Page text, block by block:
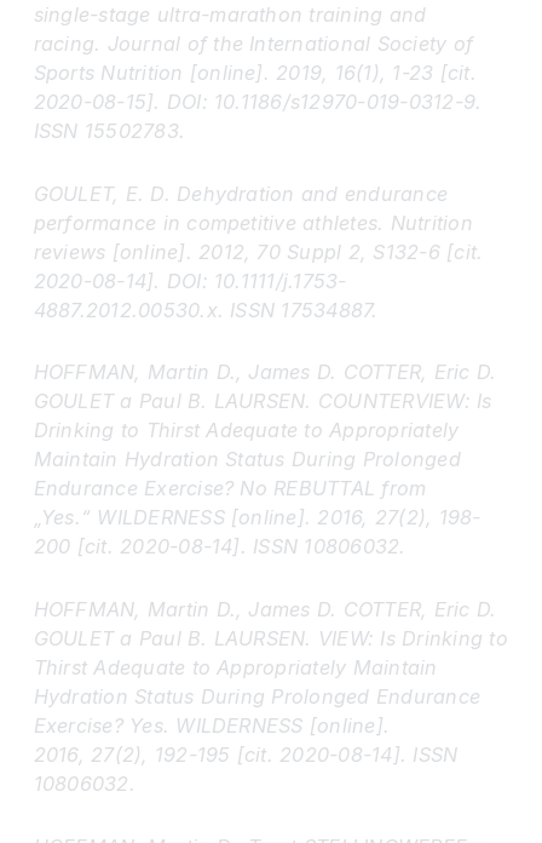
single-stage ultra-marathon training and
racing. Journal of the International Society of
Sports Nutrition [online]. 2019, 16(1), 1-23 [cit.
2020-08-15]. DOI: 10.1186/s12970-019-0312-9.
ISSN 15502783.
GOULET, E. D. Dehydration and endurance
performance in competitive athletes. Nutrition
reviews [online]. 2012, 70 Suppl 2, S132-6 [cit.
2020-08-14]. DOI: 10.1111/j.1753-
4887.2012.00530.x. ISSN 17534887.
HOFFMAN, Martin D., James D. COTTER, Eric D.
GOULET a Paul B. LAURSEN. COUNTERVIEW: Is
Drinking to Thirst Adequate to Appropriately
Maintain Hydration Status During Prolonged
Endurance Exercise? No REBUTTAL from
„Yes.“ WILDERNESS [online]. 2016, 27(2), 198-
200 [cit. 2020-08-14]. ISSN 10806032.
HOFFMAN, Martin D., James D. COTTER, Eric D.
GOULET a Paul B. LAURSEN. VIEW: Is Drinking to
Thirst Adequate to Appropriately Maintain
Hydration Status During Prolonged Endurance
Exercise? Yes. WILDERNESS [online].
2016, 27(2), 192-195 [cit. 2020-08-14]. ISSN
10806032.